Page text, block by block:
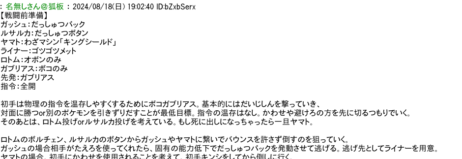
： 名無しさん＠狐板 ： 2024/08/18(日) 19:02:40 ID:bZxbSerx
【戦闘前準備】
ガッシュ：だっしゅつパック
ルサルカ：だっしゅつボタン
ヤマト：わざマシン「キングシールド」
ライナー：ゴツゴツメット
ロトム：オボンのみ
ガブリアス：ボコのみ
先発：ガブリアス
指令：全開
初手は物理の指令を温存しやすくするためにボコガブリアス。基本的にはだいじしんを撃っていき、
対面に勝つor別のポケモンを引きずりだすことが最低目標。指令の温存はなし。かわせや避けろの方を先に切るつもりでいく。
そのあとは、ロトム投げorルサルカ投げを考えている。もし死に出しになっちゃったら一旦ヤマト。
ロトムのボルチェン、ルサルカのボタンからガッシュやヤマトに繋いでバウンスを許さず倒すのを狙っていく。
ガッシュの場合相手がたえろを使ってくれたら、固有の能力低下でだっしゅつパックを発動させて逃げる。逃げ先としてライナーを用意。
ヤマトの場合、初手にかわせを使用されることを考えて、初手キンシをしてから倒しに行く。